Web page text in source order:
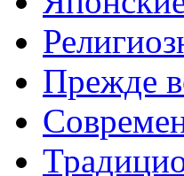
Прежде